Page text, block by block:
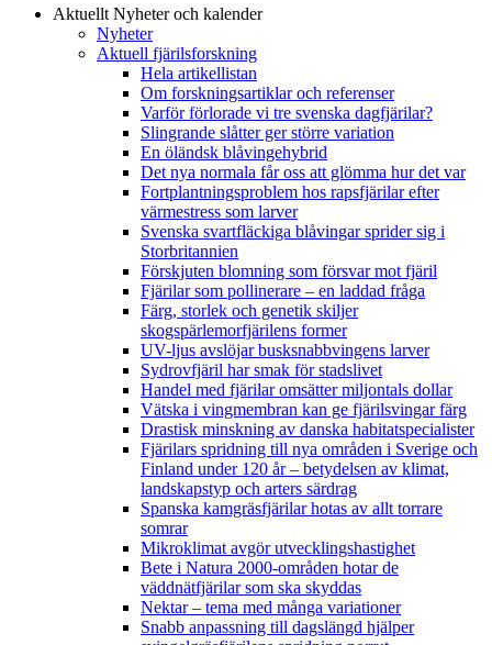
Aktuellt Nyheter och kalender
Nyheter
Aktuell fjärilsforskning
Hela artikellistan
Om forskningsartiklar och referenser
Varför förlorade vi tre svenska dagfjärilar?
Slingrande slåtter ger större variation
En öländsk blåvingehybrid
Det nya normala får oss att glömma hur det var
Fortplantningsproblem hos rapsfjärilar efter
värmestress som larver
Svenska svartfläckiga blåvingar sprider sig i
Storbritannien
Förskjuten blomning som försvar mot fjäril
Fjärilar som pollinerare – en laddad fråga
Färg, storlek och genetik skiljer
skogspärlemorfjärilens former
UV-ljus avslöjar busksnabbvingens larver
Sydrovfjäril har smak för stadslivet
Handel med fjärilar omsätter miljontals dollar
Vätska i vingmembran kan ge fjärilsvingar färg
Drastisk minskning av danska habitatspecialister
Fjärilars spridning till nya områden i Sverige och
Finland under 120 år– betydelsen av klimat,
landskapstyp och arters särdrag
Spanska kamgräsfjärilar hotas av allt torrare
somrar
Mikroklimat avgör utvecklingshastighet
Bete i Natura 2000-områden hotar de
väddnätfjärilar som ska skyddas
Nektar – tema med många variationer
Snabb anpassning till dagslängd hjälper